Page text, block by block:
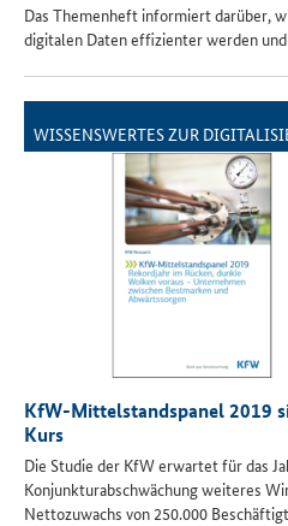
Das Themenheft informiert darüber,
digitalen Daten effizienter werden
WISSENSWERTES ZUR
KfW-Mittelstandspanel 2019
Kurs
Die Studie der KfW erwartet für das
Konjunkturabschwächung weiteres
Nettozuwachs von 250.000